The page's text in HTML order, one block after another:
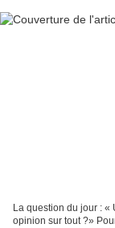
La question du jour :
opinion sur tout ?»